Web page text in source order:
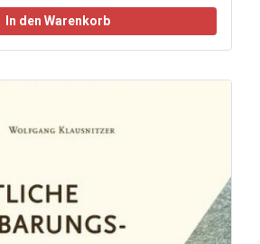
In den Warenkorb